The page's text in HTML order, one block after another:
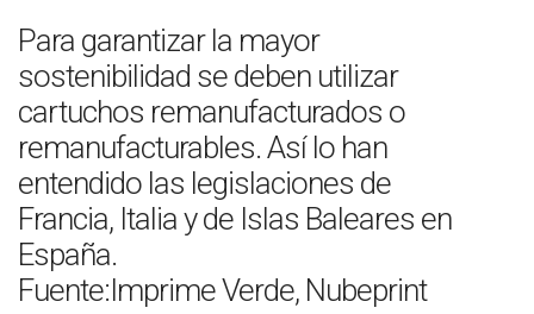
Para garantizar la mayor
sostenibilidad se deben utilizar
cartuchos remanufacturados o
remanufacturables. Así lo han
entendido las legislaciones de
Francia, Italia y de Islas Baleares en
España.
Fuente:Imprime Verde, Nubeprint